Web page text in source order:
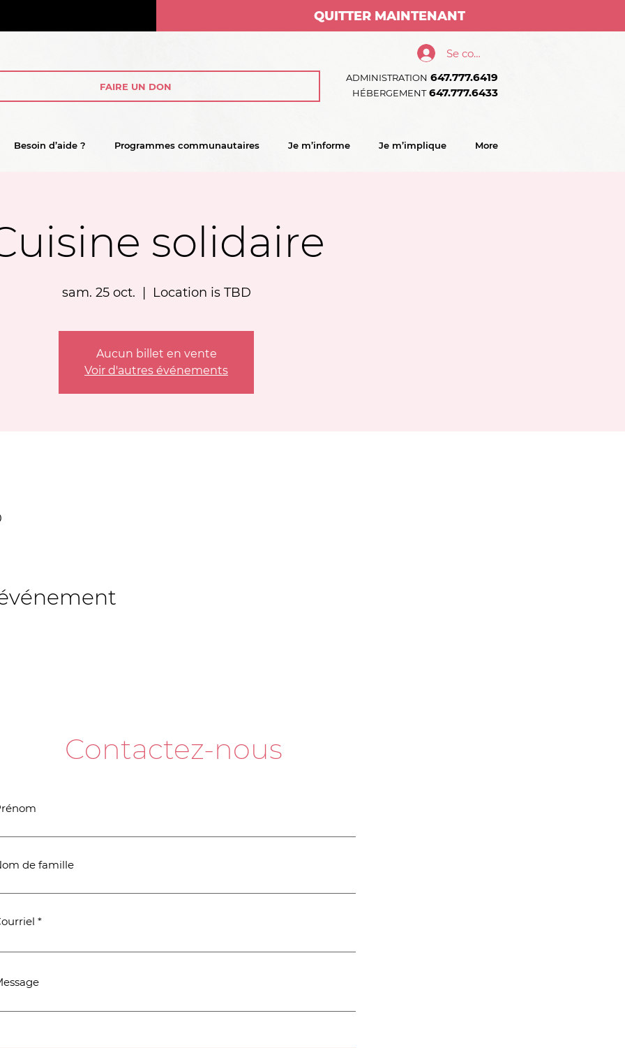
QUITTER MAINTENANT
FAIRE UN DON
ADMINISTRATION 647.777.6419
HÉBERGEMENT 647.777.6433
Besoin d’aide ? Programmes communautaires Je m’informe Je m’implique More
Se connecter
solidaire
sam. 25 oct. Location is TBD
Aucun billet en vente
Voir d'autres événements
Contactez-nous
de famille